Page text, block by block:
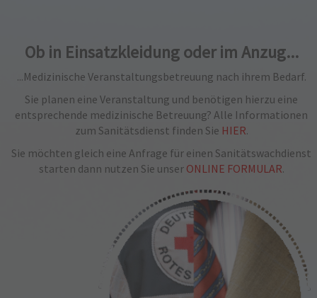
Ob in Einsatzkleidung oder im Anzug...
...Medizinische Veranstaltungsbetreuung nach ihrem Bedarf.
Sie planen eine Veranstaltung und benötigen hierzu eine
entsprechende medizinische Betreuung? Alle Informationen
zum Sanitätsdienst finden Sie HIER.
Sie möchten gleich eine Anfrage für einen Sanitätswachdienst
starten dann nutzen Sie unser ONLINE FORMULAR.